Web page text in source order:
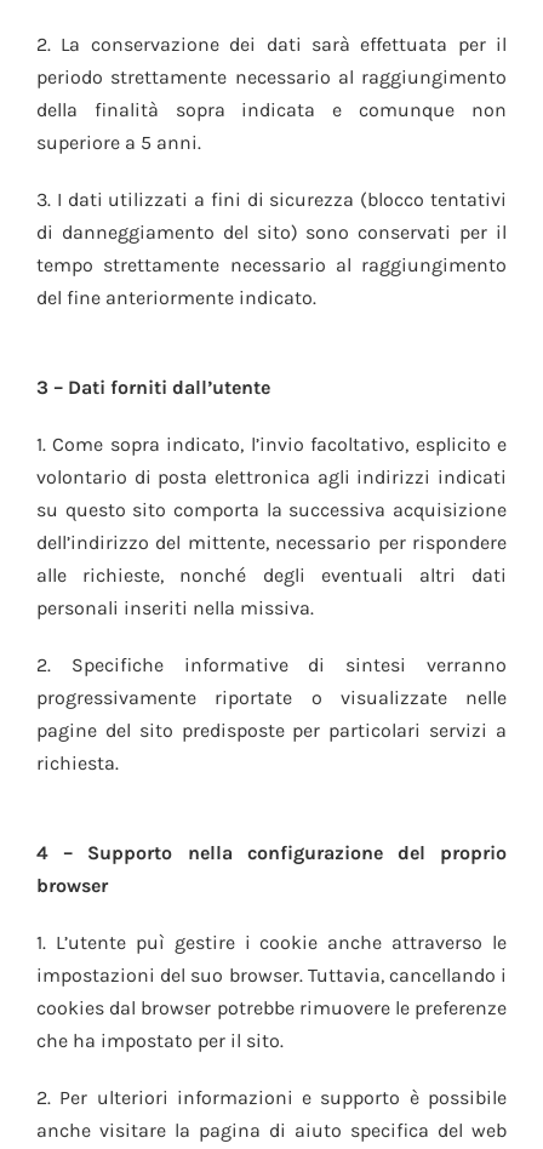
2. La conservazione dei dati sarà effettuata per il
periodo strettamente necessario al raggiungimento
della finalità sopra indicata e comunque non
superiore a 5 anni.
3. I dati utilizzati a fini di sicurezza (blocco tentativi
di danneggiamento del sito) sono conservati per il
tempo strettamente necessario al raggiungimento
del fine anteriormente indicato.
3 – Dati forniti dall’utente
1. Come sopra indicato, l’invio facoltativo, esplicito e
volontario di posta elettronica agli indirizzi indicati
su questo sito comporta la successiva acquisizione
dell’indirizzo del mittente, necessario per rispondere
alle richieste, nonché degli eventuali altri dati
personali inseriti nella missiva.
2. Specifiche informative di sintesi verranno
progressivamente riportate o visualizzate nelle
pagine del sito predisposte per particolari servizi a
richiesta.
4 – Supporto nella configurazione del proprio
browser
1. L’utente puì gestire i cookie anche attraverso le
impostazioni del suo browser. Tuttavia, cancellando i
cookies dal browser potrebbe rimuovere le preferenze
che ha impostato per il sito.
2. Per ulteriori informazioni e supporto è possibile
anche visitare la pagina di aiuto specifica del web